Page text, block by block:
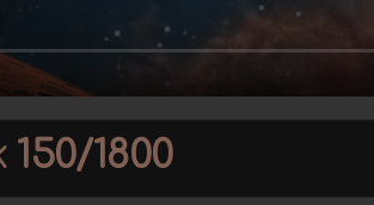
150/1800